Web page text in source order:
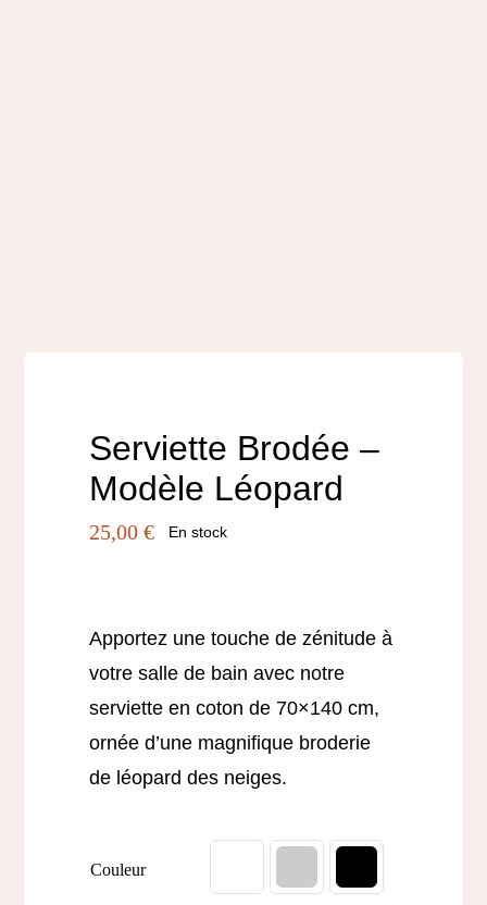
Serviette Brodée –
Modèle Léopard
25,00€ En stock
Apportez une touche de zénitude à
votre salle de bain avec notre
serviette en coton de 70×140 cm,
ornée d’une magnifique broderie
de léopard des neiges.
Couleur